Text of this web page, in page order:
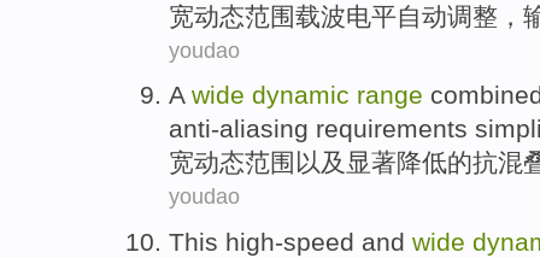
宽动态范围载波电平自动调整 ，
youdao
A wide dynamic range
anti-aliasing requirements
宽动态范围 以及 显著降低的抗混
youdao
This high-speed and wide